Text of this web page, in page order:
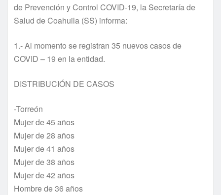
de Prevención y Control COVID-19, la Secretaría de
Salud de Coahuila (SS) informa:
1.- Al momento se registran 35 nuevos casos de
COVID – 19 en la entidad.
DISTRIBUCIÓN DE CASOS
-Torreón
Mujer de 45 años
Mujer de 28 años
Mujer de 41 años
Mujer de 38 años
Mujer de 42 años
Hombre de 36 años